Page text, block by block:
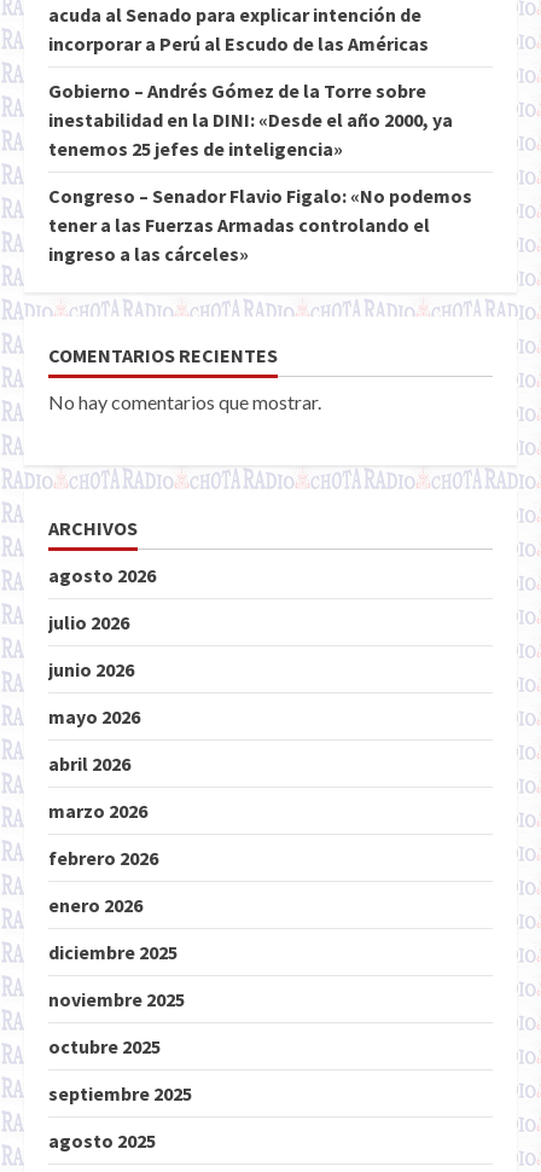
acuda al Senado para explicar intención de
incorporar a Perú al Escudo de las Américas
Gobierno – Andrés Gómez de la Torre sobre
inestabilidad en la DINI: «Desde el año 2000, ya
tenemos 25 jefes de inteligencia»
Congreso – Senador Flavio Figalo: «No podemos
tener a las Fuerzas Armadas controlando el
ingreso a las cárceles»
COMENTARIOS RECIENTES
No hay comentarios que mostrar.
ARCHIVOS
agosto 2026
julio 2026
junio 2026
mayo 2026
abril 2026
marzo 2026
febrero 2026
enero 2026
diciembre 2025
noviembre 2025
octubre 2025
septiembre 2025
agosto 2025